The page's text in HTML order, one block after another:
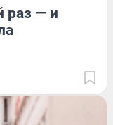
раз — и